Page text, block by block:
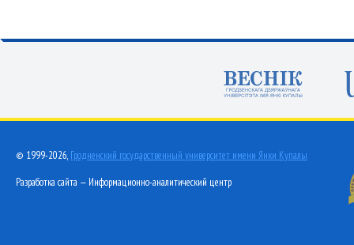
© 1999-2026, Гродненский государственный университет имени Янки Купалы
Разработка сайта — Информационно-аналитический центр